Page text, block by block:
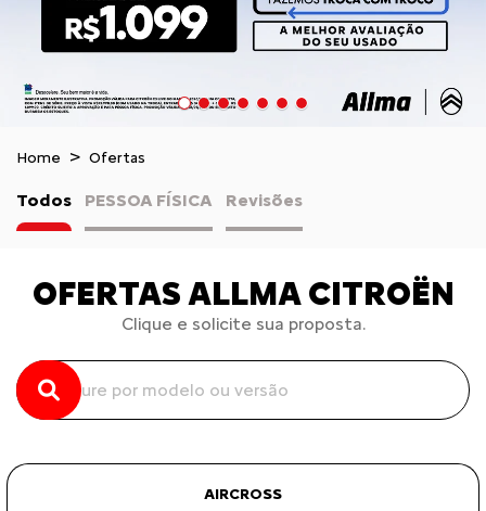
Home Ofertas
Todos PESSOA FÍSICA Revisões
OFERTAS ALLMA CITROËN
Clique e solicite sua proposta.
AIRCROSS